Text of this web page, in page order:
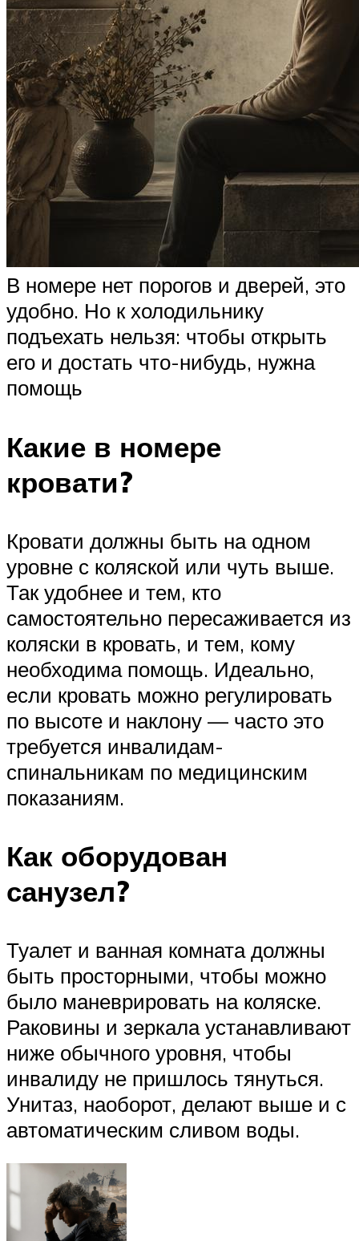
В номере нет порогов и дверей, это
удобно. Но к холодильнику
подъехать нельзя: чтобы открыть
его и достать что-нибудь, нужна
помощь
Какие в номере
кровати?
Кровати должны быть на одном
уровне с коляской или чуть выше.
Так удобнее и тем, кто
самостоятельно пересаживается из
коляски в кровать, и тем, кому
необходима помощь. Идеально,
если кровать можно регулировать
по высоте и наклону — часто это
требуется инвалидам-
спинальникам по медицинским
показаниям.
Как оборудован
санузел?
Туалет и ванная комната должны
быть просторными, чтобы можно
было маневрировать на коляске.
Раковины и зеркала устанавливают
ниже обычного уровня, чтобы
инвалиду не пришлось тянуться.
Унитаз, наоборот, делают выше и с
автоматическим сливом воды.